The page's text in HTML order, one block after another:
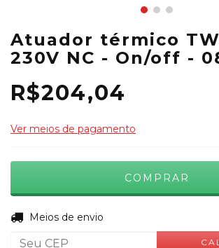
Atuador térmico
230V NC - On/off -
R$204,04
Ver meios de pagamento
Entregas para o CEP:
Meios de envio